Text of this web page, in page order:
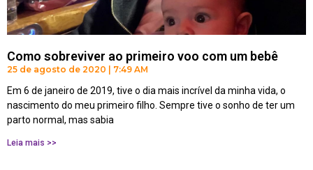
Como sobreviver ao primeiro voo com um bebê
25 de agosto de 2020 7:49 AM
Em 6 de janeiro de 2019, tive o dia mais incrível da minha vida, o
nascimento do meu primeiro filho. Sempre tive o sonho de ter um
parto normal, mas sabia
Leia mais >>